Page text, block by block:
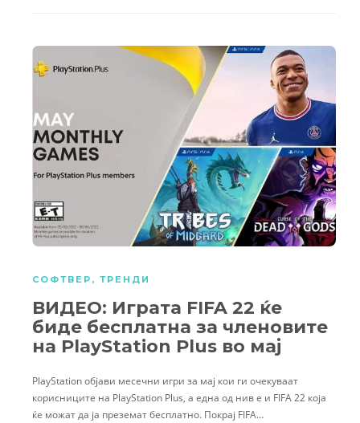
СОФТВЕР , ТРЕНДИ
ВИДЕО: Играта FIFA 22 ќе
биде бесплатна за членовите
на PlayStation Plus во мај
PlayStation објави месечни игри за мај кои ги очекуваат
корисниците на PlayStation Plus, а една од нив е и FIFA 22 која
ќе можат да ја преземат бесплатно. Покрај FIFA…